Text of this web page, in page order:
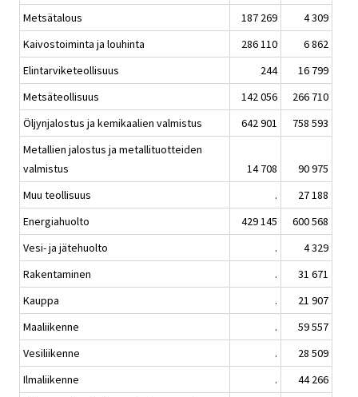
Metsätalous 187 269
4 309
Kaivostoiminta ja louhinta
286 110
6 862
Elintarviketeollisuus
244
16 799
Metsäteollisuus
142 056
266 710
Öljynjalostus ja kemikaalien valmistus
642 901
758 593
Metallien jalostus ja metallituotteiden
valmistus
14 708
90 975
Muu teollisuus
.
27 188
Energiahuolto
429 145
600 568
Vesi- ja jätehuolto
.
4 329
Rakentaminen
.
31 671
Kauppa
.
21 907
Maaliikenne
.
59 557
Vesiliikenne
.
28 509
Ilmaliikenne
.
44 266